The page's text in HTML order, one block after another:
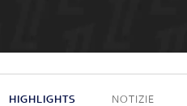
2
HIGHLIGHTS NOTIZIE